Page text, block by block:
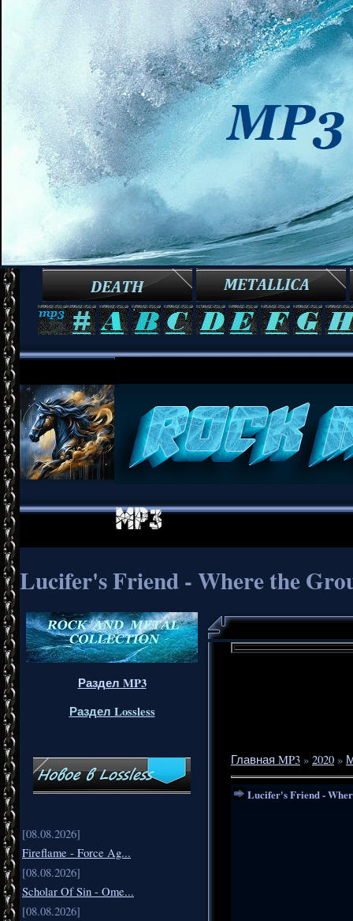
Lucifer's Friend - Where the
Раздел MP3
Раздел Lossless
[08.08.2026]
Fireflame - Force Ag...
[08.08.2026]
Scholar Of Sin - Ome...
[08.08.2026]
Главная MP3 » 2020 »
Lucifer's Friend -